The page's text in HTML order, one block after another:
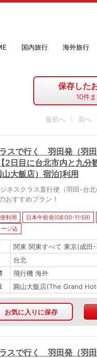
国内旅行 海外旅行
保存した
10件
最初へ
スで行く 羽田発（羽
日目に台北市内と九
大飯店）宿泊]利用
ネスクラス直行便（羽田-台北
おすすめプラン！
利用 日本午前発(08:00-11:59)
ジ込
関東 関東すべて 東京(成田
台北
飛行機 海外
圓山大飯店(The Grand
お気に入りに保存
スで行く 羽田発（羽